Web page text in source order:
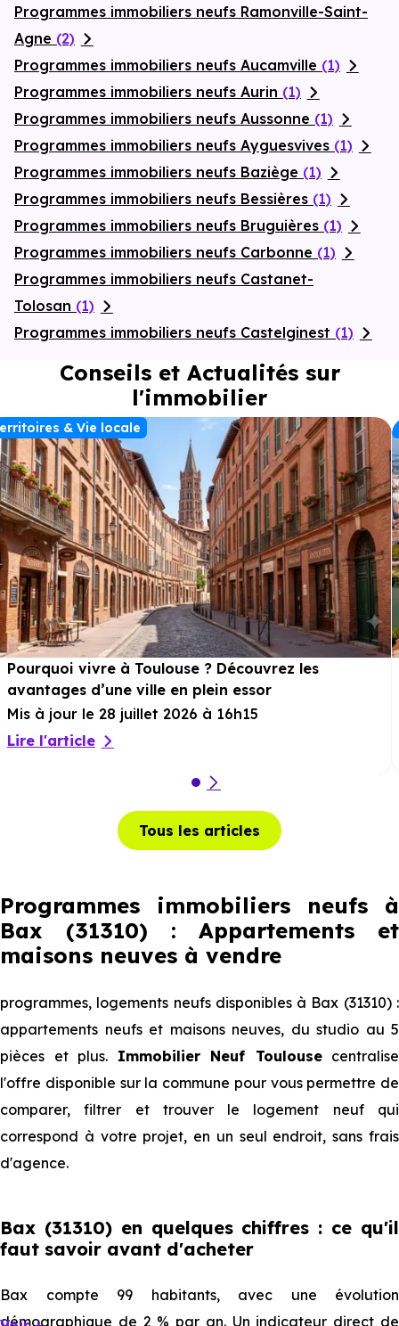
Programmes immobiliers neufs Ramonville-Saint-
Agne (2)
Programmes immobiliers neufs Aucamville (1)
Programmes immobiliers neufs Aurin (1)
Programmes immobiliers neufs Aussonne (1)
Programmes immobiliers neufs Ayguesvives (1)
Programmes immobiliers neufs Baziège (1)
Programmes immobiliers neufs Bessières (1)
Programmes immobiliers neufs Bruguières (1)
Programmes immobiliers neufs Carbonne (1)
Programmes immobiliers neufs Castanet-
Tolosan (1)
Programmes immobiliers neufs Castelginest (1)
Conseils et Actualités sur
l'immobilier
& Vie locale
Pourquoi vivre à Toulouse ? Découvrez les
avantages d’une ville en plein essor
Mis à jour le 28 juillet 2026 à 16h15
Lire l'article
Tous les articles
Programmes immobiliers neufs à
Bax (31310) : Appartements et
maisons neuves à vendre
programmes, logements neufs disponibles à Bax (31310) :
appartements neufs et maisons neuves, du studio au 5
pièces et plus. Immobilier Neuf Toulousecentralise
l'offre disponible sur la commune pour vous permettre de
comparer, filtrer et trouver le logement neuf qui
correspond à votre projet, en un seul endroit, sans frais
d'agence.
Bax (31310) en quelques chiffres : ce qu'il
faut savoir avant d'acheter
Bax compte 99 habitants, avec une évolution
démographique de 2 % par an. Un indicateur direct de